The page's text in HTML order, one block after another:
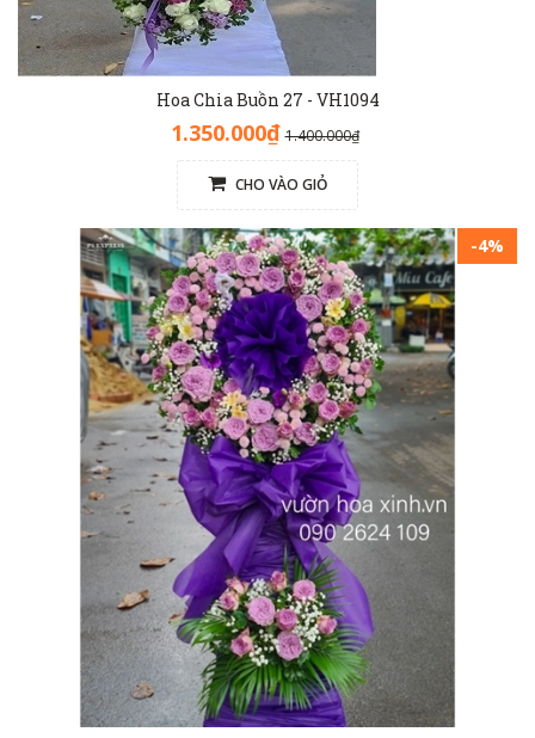
Hoa Chia Buồn 27 - VH1094
1.350.000₫ 1.400.000₫
CHO VÀO GIỎ
-4%